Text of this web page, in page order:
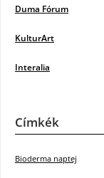
Duma Fórum
KulturArt
Interalia
Címkék
Bioderma naptej